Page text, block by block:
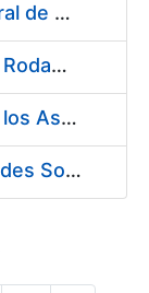
Contratación del Servicio Integral de Cardioprotección para sus Sedes de Madrid y Burgos
Contratación del Suministro de Rodamientos y Material de Transmisiones para la Fábrica Nacional de Moneda y Timbre - Real Casa de la Moneda
Servicios de Mantenimiento de los Ascensores, Montacargas y Plataformas de Minusválidos instalados en la Fábrica de Papel de Burgos
Servicio de Dinamización de Redes Sociales